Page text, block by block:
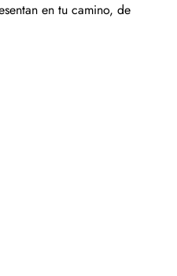
en tu camino, de